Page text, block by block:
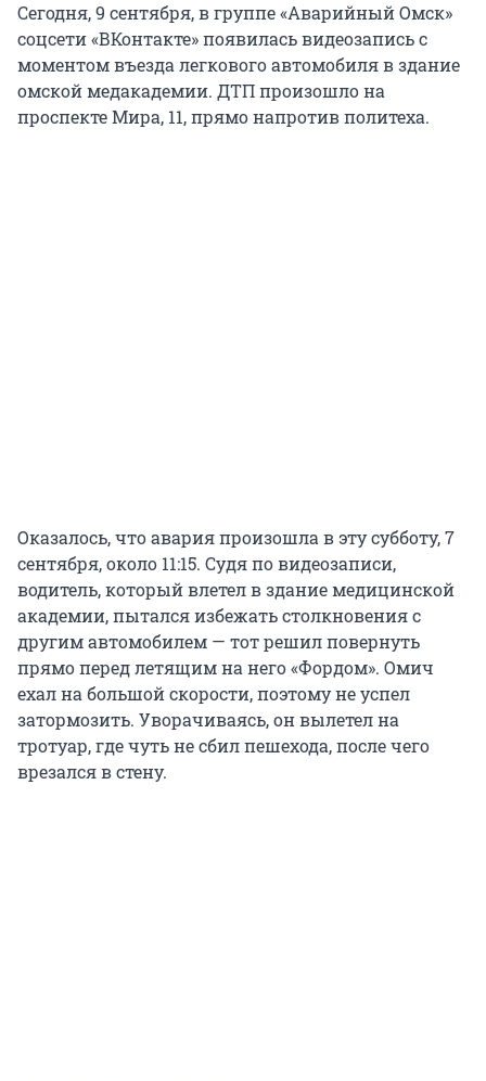
Сегодня, 9 сентября, в группе «Аварийный Омск»
соцсети «ВКонтакте» появилась видеозапись с
моментом въезда легкового автомобиля в здание
омской медакадемии. ДТП произошло на
проспекте Мира, 11, прямо напротив политеха.
Оказалось, что авария произошла в эту субботу, 7
сентября, около 11:15. Судя по видеозаписи,
водитель, который влетел в здание медицинской
академии, пытался избежать столкновения с
другим автомобилем — тот решил повернуть
прямо перед летящим на него «Фордом». Омич
ехал на большой скорости, поэтому не успел
затормозить. Уворачиваясь, он вылетел на
тротуар, где чуть не сбил пешехода, после чего
врезался в стену.